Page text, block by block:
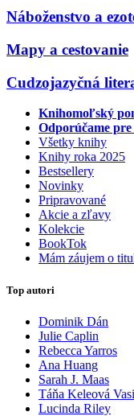
Náboženstvo a
Mapy a cestovanie
Cudzojazyčná
Knihomoľský
Odporúčame pre
Všetky knihy
Knihy roka 2025
Bestsellery
Novinky
Pripravované
Akcie a zľavy
Kolekcie
BookTok
Mám záujem o
Top autori
Dominik Dán
Julie Caplin
Rebecca Yarros
Ana Huang
Sarah J. Maas
Táňa Keleová
Lucinda Riley